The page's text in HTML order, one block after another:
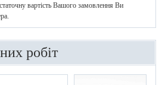
вартість Вашого замовлення Ви
робіт